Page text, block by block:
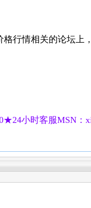
行情相关的论坛上
小时客服MSN